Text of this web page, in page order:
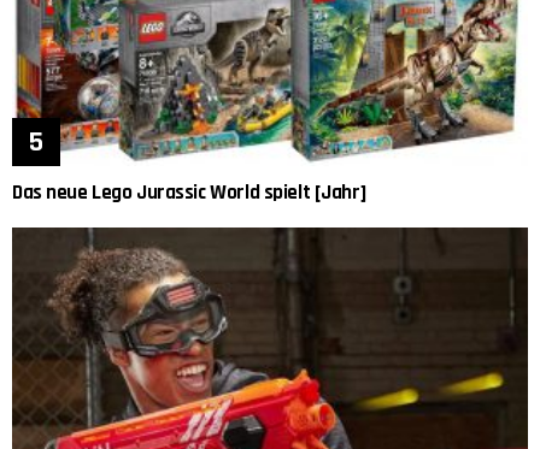
Das neue Lego Jurassic World spielt [Jahr]